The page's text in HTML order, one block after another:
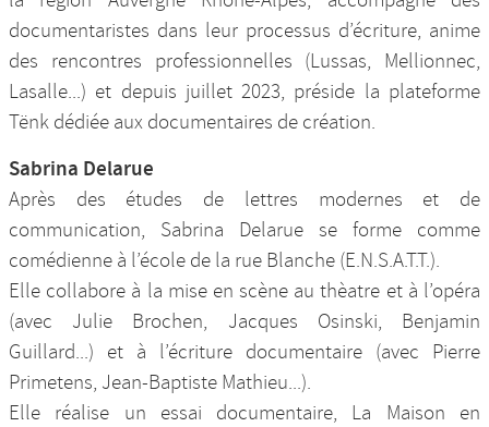
documentaristes dans leur processus d’écriture, anime
des rencontres professionnelles (Lussas, Mellionnec,
Lasalle...) et depuis juillet 2023, préside la plateforme
Tënk dédiée aux documentaires de création.
Sabrina Delarue
Après des études de lettres modernes et de
communication, Sabrina Delarue se forme comme
comédienne à l’école de la rue Blanche (E.N.S.A.T.T.).
Elle collabore à la mise en scène au thèatre et à l’opéra
(avec Julie Brochen, Jacques Osinski, Benjamin
Guillard...) et à l’écriture documentaire (avec Pierre
Primetens, Jean-Baptiste Mathieu...).
Elle réalise un essai documentaire, La Maison en